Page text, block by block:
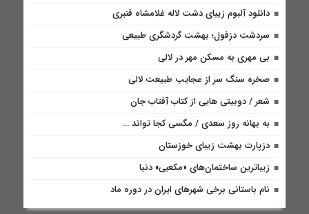
دانلود آلبوم زیبای دشت لاله غلامشاه قنبری
سردشت دزفول؛ بهشت گردشگری طبیعی
بی مهری به مسکن مهر در لالی
صخره سنگ سر از عجایب طبیعت لالی
شعر / دوبیتی هایی از کتاب آفتاب جان
به بهانه روز سعدی / مگسی کجا تواند …
دزپارت بهشت زیبای خوزستان
زیباترین ساختمان‌های «مکعبی» دنیا
نام باستانی برخی شهرهای ایران در دوره ماد